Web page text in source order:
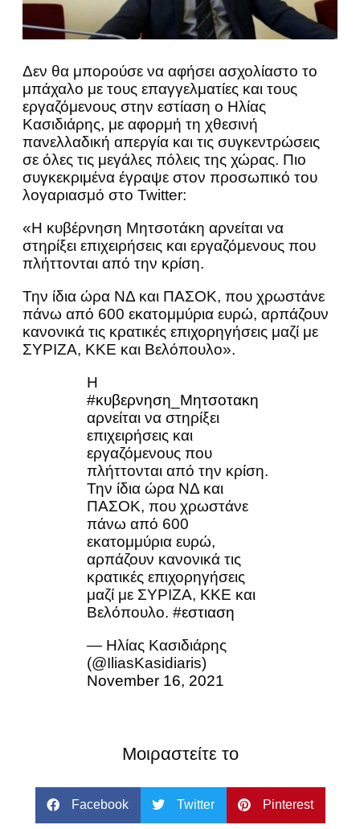
Δεν θα μπορούσε να αφήσει ασχολίαστο το
μπάχαλο με τους επαγγελματίες και τους
εργαζόμενους στην εστίαση ο Ηλίας
Κασιδιάρης, με αφορμή τη χθεσινή
πανελλαδική απεργία και τις συγκεντρώσεις
σε όλες τις μεγάλες πόλεις της χώρας. Πιο
συγκεκριμένα έγραψε στον προσωπικό του
λογαριασμό στο Twitter:
«Η κυβέρνηση Μητσοτάκη αρνείται να
στηρίξει επιχειρήσεις και εργαζόμενους που
πλήττονται από την κρίση.
Την ίδια ώρα ΝΔ και ΠΑΣΟΚ, που χρωστάνε
πάνω από 600 εκατομμύρια ευρώ, αρπάζουν
κανονικά τις κρατικές επιχορηγήσεις μαζί με
ΣΥΡΙΖΑ, ΚΚΕ και Βελόπουλο».
Η
#κυβερνηση_Μητσοτακη
αρνείται να στηρίξει
επιχειρήσεις και
εργαζόμενους που
πλήττονται από την κρίση.
Την ίδια ώρα ΝΔ και
ΠΑΣΟΚ, που χρωστάνε
πάνω από 600
εκατομμύρια ευρώ,
αρπάζουν κανονικά τις
κρατικές επιχορηγήσεις
μαζί με ΣΥΡΙΖΑ, ΚΚΕ και
Βελόπουλο. #εστιαση
— Ηλίας Κασιδιάρης
(@IliasKasidiaris)
November 16, 2021
Μοιραστείτε το
Facebook Twitter Pinterest